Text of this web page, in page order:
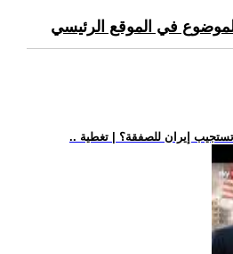
في الموقع الرئيسي
إيران للصفقة؟ | تغطية